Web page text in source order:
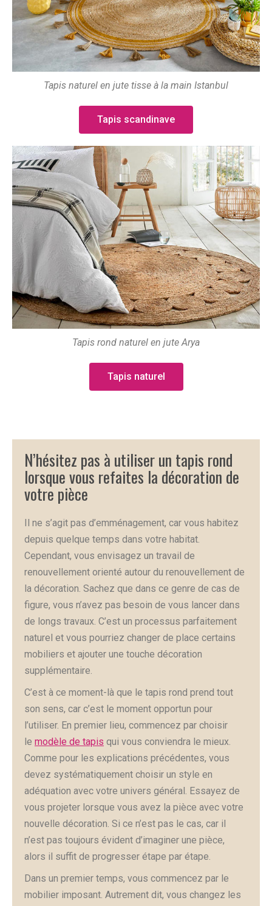
Tapis naturel en jute tisse à la main Istanbul
Tapis scandinave
Tapis rond naturel en jute Arya
Tapis naturel
N’hésitez pas à utiliser un tapis rond
lorsque vous refaites la décoration de
votre pièce
Il ne s’agit pas d’emménagement, car vous habitez
depuis quelque temps dans votre habitat.
Cependant, vous envisagez un travail de
renouvellement orienté autour du renouvellement de
la décoration. Sachez que dans ce genre de cas de
figure, vous n’avez pas besoin de vous lancer dans
de longs travaux. C’est un processus parfaitement
naturel et vous pourriez changer de place certains
mobiliers et ajouter une touche décoration
supplémentaire.
C’est à ce moment-là que le tapis rond prend tout
son sens, car c’est le moment opportun pour
l’utiliser. En premier lieu, commencez par choisir
le modèle de tapis qui vous conviendra le mieux.
Comme pour les explications précédentes, vous
devez systématiquement choisir un style en
adéquation avec votre univers général. Essayez de
vous projeter lorsque vous avez la pièce avec votre
nouvelle décoration. Si ce n’est pas le cas, car il
n’est pas toujours évident d’imaginer une pièce,
alors il suffit de progresser étape par étape.
Dans un premier temps, vous commencez par le
mobilier imposant. Autrement dit, vous changez les